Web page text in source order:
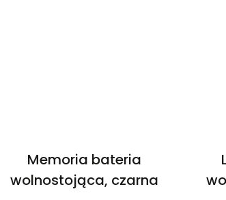
Memoria bateria
wolnostojąca, czarna